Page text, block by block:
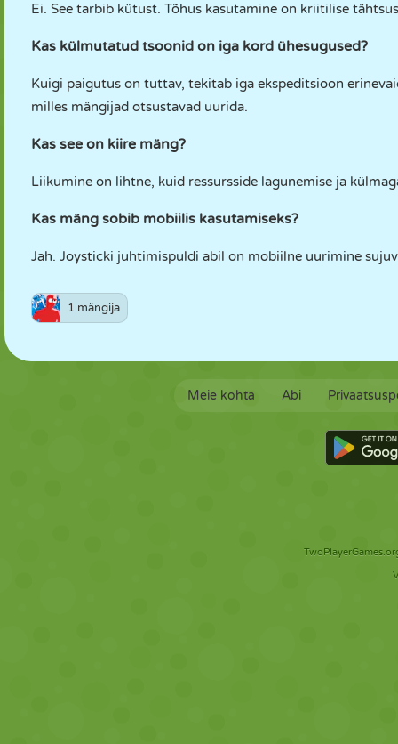
Ei. See tarbib kütust. Tõhus kasutamine on kriitilise
Kas külmutatud tsoonid on iga kord ühesugused?
Kuigi paigutus on tuttav, tekitab iga ekspeditsioon
milles mängijad otsustavad uurida.
Kas see on kiire mäng?
Liikumine on lihtne, kuid ressursside lagunemise ja
Kas mäng sobib mobiilis kasutamiseks?
Jah. Joysticki juhtimispuldi abil on mobiilne uurimine
1 mängija
Meie kohta Abi